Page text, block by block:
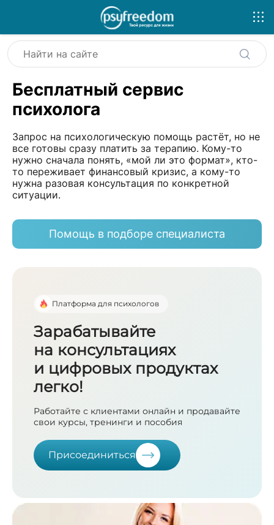
Бесплатный сервис
психолога
Запрос на психологическую помощь растёт, но не
все готовы сразу платить за терапию. Кому-то
нужно сначала понять, «мой ли это формат», кто-
то переживает финансовый кризис, а кому-то
нужна разовая консультация по конкретной
ситуации.
Помощь в подборе специалиста
Платформа для психологов
Зарабатывайте
на консультациях
и цифровых продуктах
легко!
Работайте с клиентами онлайн и продавайте
свои курсы, тренинги и пособия
Присоединиться